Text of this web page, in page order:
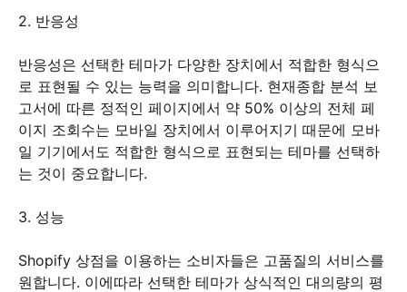
2. 반응성
반응성은 선택한 테마가 다양한 장치에서 적합한 형식으
로 표현될 수 있는 능력을 의미합니다. 현재종합 분석 보
고서에 따른 정적인 페이지에서 약 50% 이상의 전체 페
이지 조회수는 모바일 장치에서 이루어지기 때문에 모바
일 기기에서도 적합한 형식으로 표현되는 테마를 선택하
는 것이 중요합니다.
3. 성능
Shopify 상점을 이용하는 소비자들은 고품질의 서비스를
원합니다. 이에따라 선택한 테마가 상식적인 대의량의 평